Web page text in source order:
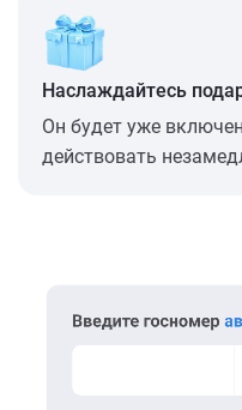
Наслаждайтесь
Он будет уже
действовать